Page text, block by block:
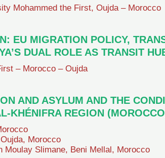
Mohammed the First, Oujda – Morocco
EU MIGRATION POLICY,
DUAL ROLE AS TRANSIT
– Morocco – Oujda
AND ASYLUM AND THE
KHÉNIFRA REGION
Morocco
Moulay Slimane, Beni Mellal, Morocco